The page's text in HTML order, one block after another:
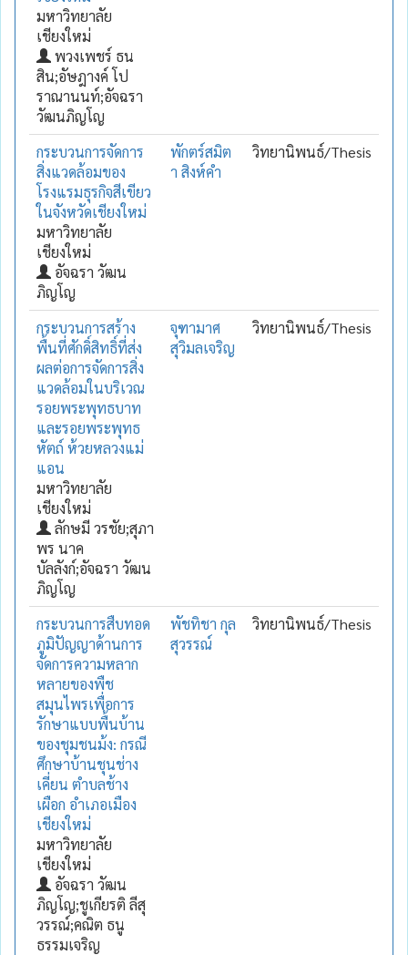
มหาวิทยาลัย
เชียงใหม่
พวงเพชร์ ธน
สิน;อัษฎางค์ โป
ราณานนท์;อัจฉรา
วัฒนภิญโญ
กระบวนการจัดการ
สิ่งแวดล้อมของ
โรงแรมธุรกิจสีเขียว
ในจังหวัดเชียงใหม่
มหาวิทยาลัย
เชียงใหม่
อัจฉรา วัฒน
ภิญโญ
พักตร์สมิต
า สิงห์คำ
วิทยานิพนธ์/Thesis
กระบวนการสร้าง
พื้นที่ศักดิ์สิทธิ์ที่ส่ง
ผลต่อการจัดการสิ่ง
แวดล้อมในบริเวณ
รอยพระพุทธบาท
และรอยพระพุทธ
หัตถ์ ห้วยหลวงแม่
แอน
มหาวิทยาลัย
เชียงใหม่
ลักษมี วรชัย;สุภา
พร นาค
บัลลังก์;อัจฉรา วัฒน
ภิญโญ
จุฑามาศ
สุวิมลเจริญ
วิทยานิพนธ์/Thesis
กระบวนการสืบทอด
ภูมิปัญญาด้านการ
จัดการความหลาก
หลายของพืช
สมุนไพรเพื่อการ
รักษาแบบพื้นบ้าน
ของชุมชนม้ง: กรณี
ศึกษาบ้านชุนช่าง
เคี่ยน ตำบลช้าง
เผือก อำเภอเมือง
เชียงใหม่
มหาวิทยาลัย
เชียงใหม่
อัจฉรา วัฒน
ภิญโญ;ชูเกียรติ ลีสุ
วรรณ์;คณิต ธนู
ธรรมเจริญ
พัชทิชา กุล
สุวรรณ์
วิทยานิพนธ์/Thesis